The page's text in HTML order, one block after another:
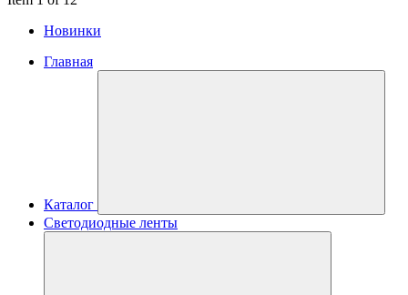
Новинки
Главная
Каталог
Светодиодные ленты